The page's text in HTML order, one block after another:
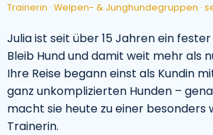
Trainerin · Welpen- & Junghundegruppen ·
Julia ist seit über 15 Jahren ein
Bleib Hund und damit weit mehr als
Ihre Reise begann einst als Kundin
ganz unkomplizierten Hunden –
macht sie heute zu einer besonders
Trainerin.